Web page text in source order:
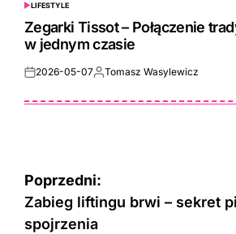
POSTED
IN
LIFESTYLE
Zegarki Tissot – Połączenie
w jednym czasie
Posted
2026-05-07Posted
Tomasz Wasylewicz
Nawigacja
wpisu
Poprzedni:
Zabieg liftingu brwi – sekret
spojrzenia